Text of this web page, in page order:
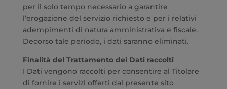
per il solo tempo necessario a garantire
l’erogazione del servizio richiesto e per i relativi
adempimenti di natura amministrativa e fiscale.
Decorso tale periodo, i dati saranno eliminati.
Finalità del Trattamento dei Dati raccolti
I Dati vengono raccolti per consentire al Titolare
di fornire i servizi offerti dal presente sito